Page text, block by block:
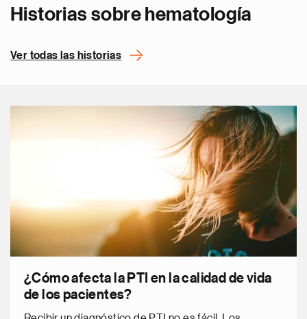
Historias sobre hematología
Ver todas las historias
¿Cómo afecta la PTI en la calidad de vida
de los pacientes?